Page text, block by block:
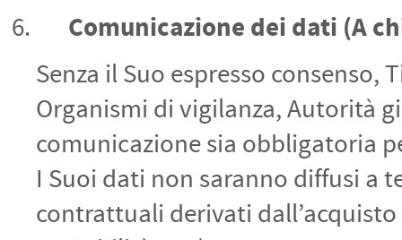
Comunicazione dei dati (A
Senza il Suo espresso
Organismi di vigilanza, Autorità
comunicazione sia obbligatoria
I Suoi dati non saranno diffusi a
contrattuali derivati